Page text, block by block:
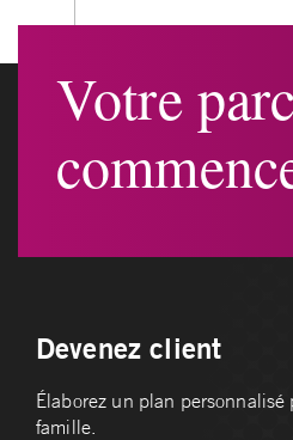
Votre
Devenez client
Élaborez un plan personnalisé
famille.